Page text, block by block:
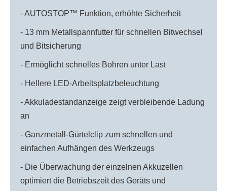
- AUTOSTOP™ Funktion, erhöhte Sicherheit
- 13 mm Metallspannfutter für schnellen Bitwechsel
und Bitsicherung
- Ermöglicht schnelles Bohren unter Last
- Hellere LED-Arbeitsplatzbeleuchtung
- Akkuladestandanzeige zeigt verbleibende Ladung
an
- Ganzmetall-Gürtelclip zum schnellen und
einfachen Aufhängen des Werkzeugs
- Die Überwachung der einzelnen Akkuzellen
optimiert die Betriebszeit des Geräts und